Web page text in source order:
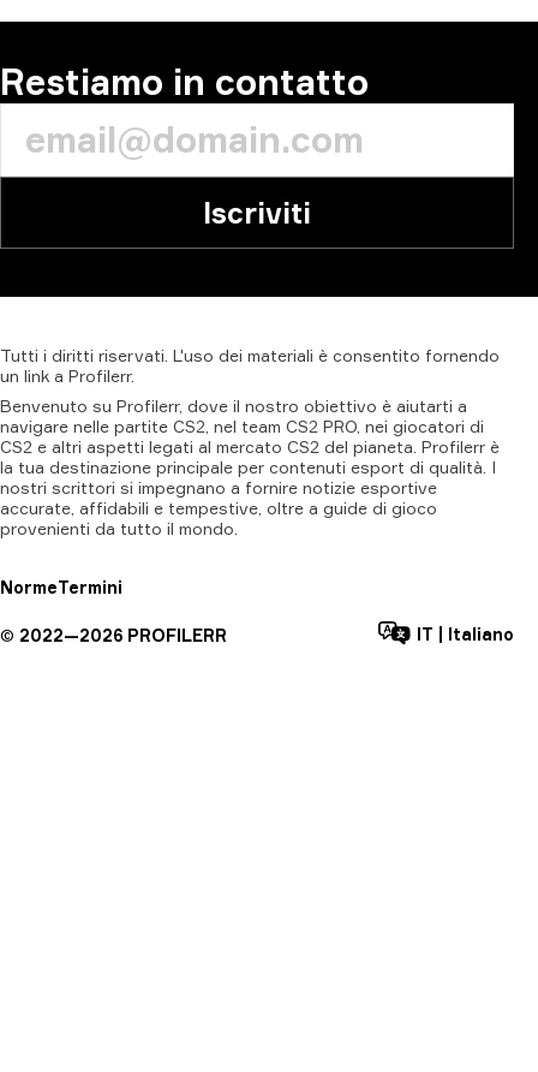
Restiamo in contatto
Iscriviti
Tutti i diritti riservati. L'uso dei materiali è consentito fornendo
un link a Profilerr.
Benvenuto su Profilerr, dove il nostro obiettivo è aiutarti a
navigare nelle partite CS2, nel team CS2 PRO, nei giocatori di
CS2 e altri aspetti legati al mercato CS2 del pianeta. Profilerr è
la tua destinazione principale per contenuti esport di qualità. I
nostri scrittori si impegnano a fornire notizie esportive
accurate, affidabili e tempestive, oltre a guide di gioco
provenienti da tutto il mondo.
NormeTermini
© 2022—2026 PROFILERR IT Italiano